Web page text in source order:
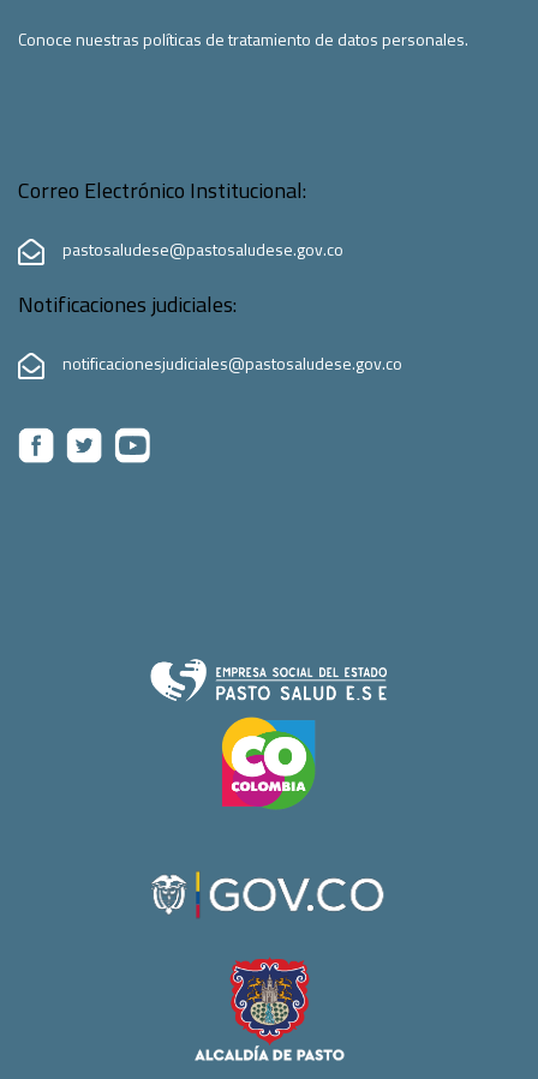
Conoce nuestras políticas de tratamiento de datos personales.
Correo Electrónico Institucional:
pastosaludese@pastosaludese.gov.co
Notificaciones judiciales:
notificacionesjudiciales@pastosaludese.gov.co